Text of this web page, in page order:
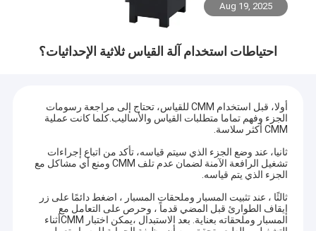
Aug 19, 2025
احتياطات استخدام آلة القياس ثلاثية الإحداثيات؟
أولا، قبل استخدام CMM للقياس، تحتاج إلى مراجعة رسومات
الجزء وفهم تماما متطلبات القياس والأساليب.كلما كانت عملية
CMM أكثر سلاسة.
ثانيا، عند وضع الجزء الذي سيتم قياسه، تأكد من اتباع إجراءات
تشغيل الرافعة الآمنة لضمان عدم تلف CMM ومنع أي مشاكل مع
الجزء الذي يتم قياسه.
ثالثًا ، عند تثبيت المسبار وملحقات المسبار ، اضغط دائمًا على زر
إيقاف الطوارئ قبل المضي قدماً ، وحرص على التعامل مع
المسبار وملحقاته بعناية. بعد الاستبدال ،يمكن اختبار CMMأثناء